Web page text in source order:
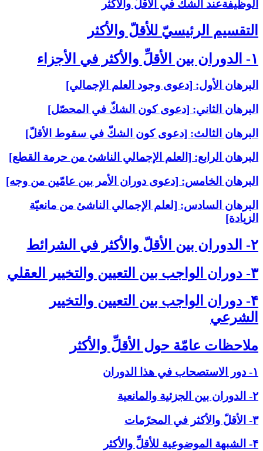
الوظيفةعند الشكّ في الأقلّ والأكثر
التقسيم الرئيسيّ للأقلّ والأكثر
۱- الدوران بين الأقلِّ والأكثر في الأجزاء
البرهان الأول: [دعوى وجود العلم الإجمالي‏]
البرهان الثاني: [دعوى كون الشكّ في المحصّل‏]
البرهان الثالث: [دعوى كون الشكّ في سقوط الأقلّ‏]
البرهان الرابع: [العلم الإجمالي الناشئ من حرمة القطع‏]
البرهان الخامس: [دعوى دوران الأمر بين عامّين من وجه‏]
البرهان السادس: [لعلم الإجمالي الناشئ من مانعيّة
الزيادة]
۲- الدوران بين الأقلّ والأكثر في الشرائط
۳- دوران الواجب بين التعيين والتخيير العقلي‏
۴- دوران الواجب بين التعيين والتخيير
الشرعي‏
ملاحظات عامّة حول الأقلِّ والأكثر
۱- دور الاستصحاب في هذا الدوران
۲- الدوران بين الجزئية والمانعية
۳- الأقلّ والأكثر في المحرّمات
۴- الشبهة الموضوعية للأقلِّ والأكثر